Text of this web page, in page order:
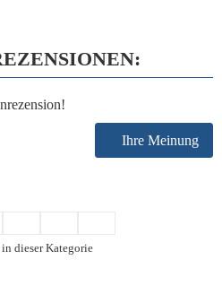
Ihre Meinung
dieser Kategorie